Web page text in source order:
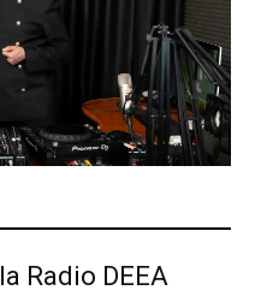
Radio DEEA